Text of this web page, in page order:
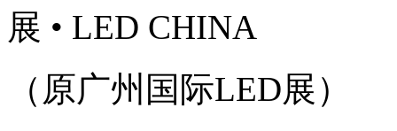
展 • LED CHINA
（原广州国际LED展）